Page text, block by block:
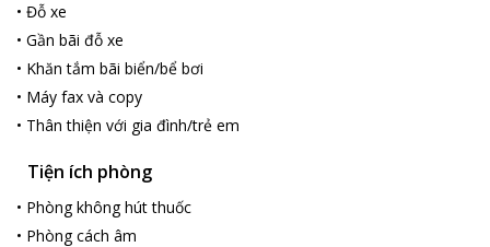
• Đỗ xe
• Gần bãi đỗ xe
• Khăn tắm bãi biển/bể bơi
• Máy fax và copy
• Thân thiện với gia đình/trẻ em
Tiện ích phòng
• Phòng không hút thuốc
• Phòng cách âm